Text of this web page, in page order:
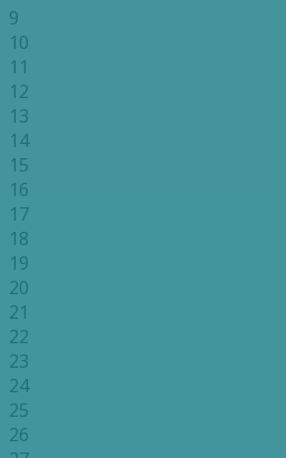
9
10
11
12
13
14
15
16
17
18
19
20
21
22
23
24
25
26